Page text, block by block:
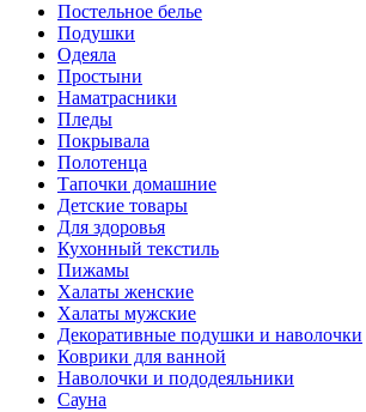
Постельное белье
Подушки
Одеяла
Простыни
Наматрасники
Пледы
Покрывала
Полотенца
Тапочки домашние
Детские товары
Для здоровья
Кухонный текстиль
Пижамы
Халаты женские
Халаты мужские
Декоративные подушки и наволочки
Коврики для ванной
Наволочки и пододеяльники
Сауна